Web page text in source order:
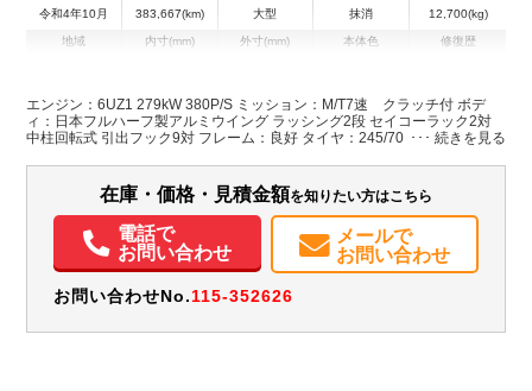
令和4年10月 383,667(km) 大型 抹消 12,700(kg)
地域 内寸(mm)
H:2,640
外寸(mm) 本体色 修復歴
装備情報
集中ドアロック
電動格納ミラー エアサスシート ETC
バックモニター
ドラレコ
PMマフラー
エンジン：6UZ1 279kW 380P/S ミッション：M/T7速 クラッチ付 ボデ
ィ：日本フルハーフ製アルミウイング ラッシング2段 セイコーラック2対
中柱回転式 引出フック9対 フレーム：良好 タイヤ：245/70R19.5
AdBlue使用 ETC・サイドカメラ・バックカメラ・庫内カメラ付き
在庫・価格・見積金額を知りたい方はこちら
電話で
お問い合わせ
メールで
お問い合わせ
お問い合わせNo.115-352626